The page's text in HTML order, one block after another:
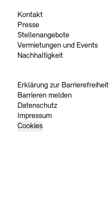
Kontakt
Presse
Stellenangebote
Vermietungen und Events
Nachhaltigkeit
Erklärung zur Barrierefreiheit
Barrieren melden
Datenschutz
Impressum
Cookies